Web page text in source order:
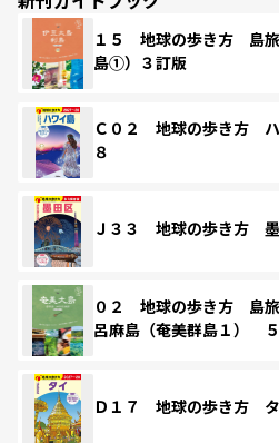
１５ 地球の歩き方 島
島①）３訂版
Ｃ０２ 地球の歩き方
８
Ｊ３３ 地球の歩き方
０２ 地球の歩き方 島
呂麻島（奄美群島１）
Ｄ１７ 地球の歩き方